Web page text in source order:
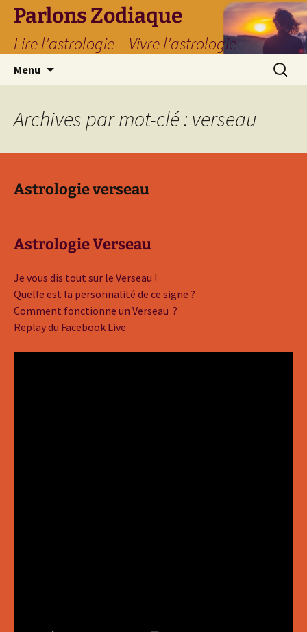
Parlons Zodiaque
Lire l'astrologie – Vivre l'astrologie
Menu
Archives par mot-clé : verseau
Astrologie verseau
Astrologie Verseau
Je vous dis tout sur le Verseau !
Quelle est la personnalité de ce signe ?
Comment fonctionne un Verseau ?
Replay du Facebook Live